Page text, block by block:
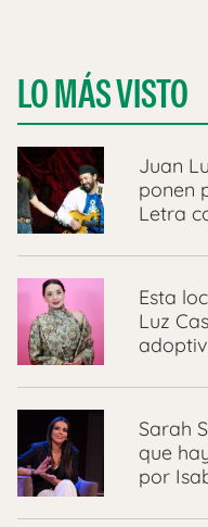
LO MÁS VISTO
Juan
ponen
Letra
Esta
Luz
Sarah
que
por